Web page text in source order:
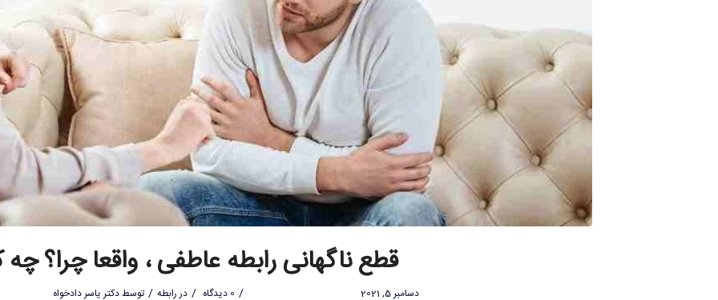
قطع ناگهانی رابطه عاطفی ، واقعا چرا؟ چه
دسامبر 5, 2021 / 0 دیدگاه / در رابطه / توسطدکتر یاسر دادخواه